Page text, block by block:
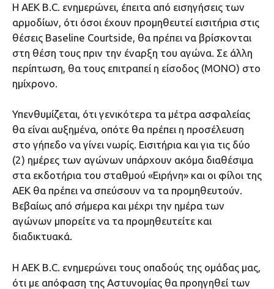
Η ΑΕΚ B.C. ενημερώνει, έπειτα από εισηγήσεις των
αρμοδίων, ότι όσοι έχουν προμηθευτεί εισιτήρια στις
θέσεις Baseline Courtside, θα πρέπει να βρίσκονται
στη θέση τους πριν την έναρξη του αγώνα. Σε άλλη
περίπτωση, θα τους επιτραπεί η είσοδος (ΜΟΝΟ) στο
ημίχρονο.
Υπενθυμίζεται, ότι γενικότερα τα μέτρα ασφαλείας
θα είναι αυξημένα, οπότε θα πρέπει η προσέλευση
στο γήπεδο να γίνει νωρίς. Εισιτήρια και για τις δύο
(2) ημέρες των αγώνων υπάρχουν ακόμα διαθέσιμα
στα εκδοτήρια του σταθμού «Ειρήνη» και οι φίλοι της
ΑΕΚ θα πρέπει να σπεύσουν να τα προμηθευτούν.
Βεβαίως από σήμερα και μέχρι την ημέρα των
αγώνων μπορείτε να τα προμηθευτείτε και
διαδικτυακά.
Η ΑΕΚ Β.C. ενημερώνει τους οπαδούς της ομάδας μας,
ότι με απόφαση της Αστυνομίας θα προηγηθεί των